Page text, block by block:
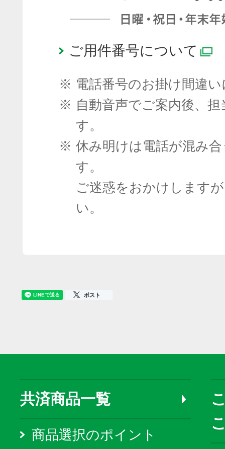
ご用件番号について
※ 電話番号のお掛け間違
※ 自動音声でご案内後、
す。
※ 休み明けは電話が混み
す。
ご迷惑をおかけします
い。
ポスト
共済商品一覧
商品選択のポイント